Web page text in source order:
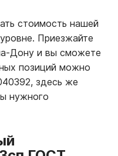
стоимость нашей
Приезжайте
Дону и вы сможете
позиций можно
здесь же
нужного